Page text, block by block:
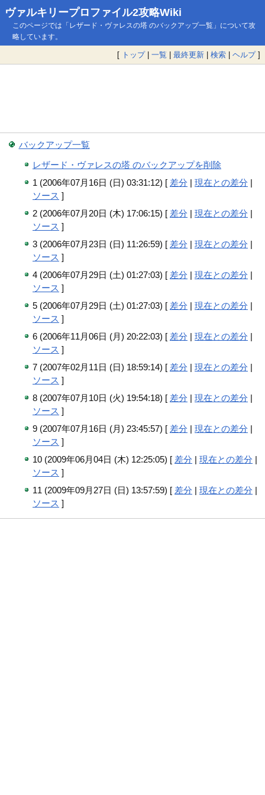
ヴァルキリープロファイル2攻略Wiki
このページでは「レザード・ヴァレスの塔 のバックアップ一覧」について攻
略しています。
[ トップ| 一覧 | 最終更新 | 検索 | ヘルプ]
バックアップ一覧
レザード・ヴァレスの塔 のバックアップを削除
1 (2006年07月16日 (日) 03:31:12) [ 差分 |現在との差分 |
ソース ]
2 (2006年07月20日 (木) 17:06:15) [ 差分 |現在との差分 |
ソース ]
3 (2006年07月23日 (日) 11:26:59) [ 差分 |現在との差分 |
ソース ]
4 (2006年07月29日 (土) 01:27:03) [ 差分 |現在との差分 |
ソース ]
5 (2006年07月29日 (土) 01:27:03) [ 差分 |現在との差分 |
ソース ]
6 (2006年11月06日 (月) 20:22:03) [ 差分 |現在との差分 |
ソース ]
7 (2007年02月11日 (日) 18:59:14) [ 差分 |現在との差分 |
ソース ]
8 (2007年07月10日 (火) 19:54:18) [ 差分 |現在との差分 |
ソース ]
9 (2007年07月16日 (月) 23:45:57) [ 差分 |現在との差分 |
ソース ]
10 (2009年06月04日 (木) 12:25:05) [ 差分 |現在との差分 |
ソース ]
11 (2009年09月27日 (日) 13:57:59) [ 差分 |現在との差分 |
ソース ]